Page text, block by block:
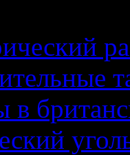
в